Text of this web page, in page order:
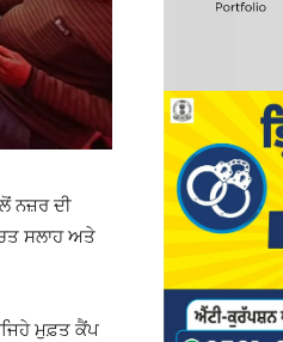
ਨਜ਼ਰ ਦੀ
ਸਲਾਹ ਅਤੇ
ਮੁਫ਼ਤ ਕੈਂਪ